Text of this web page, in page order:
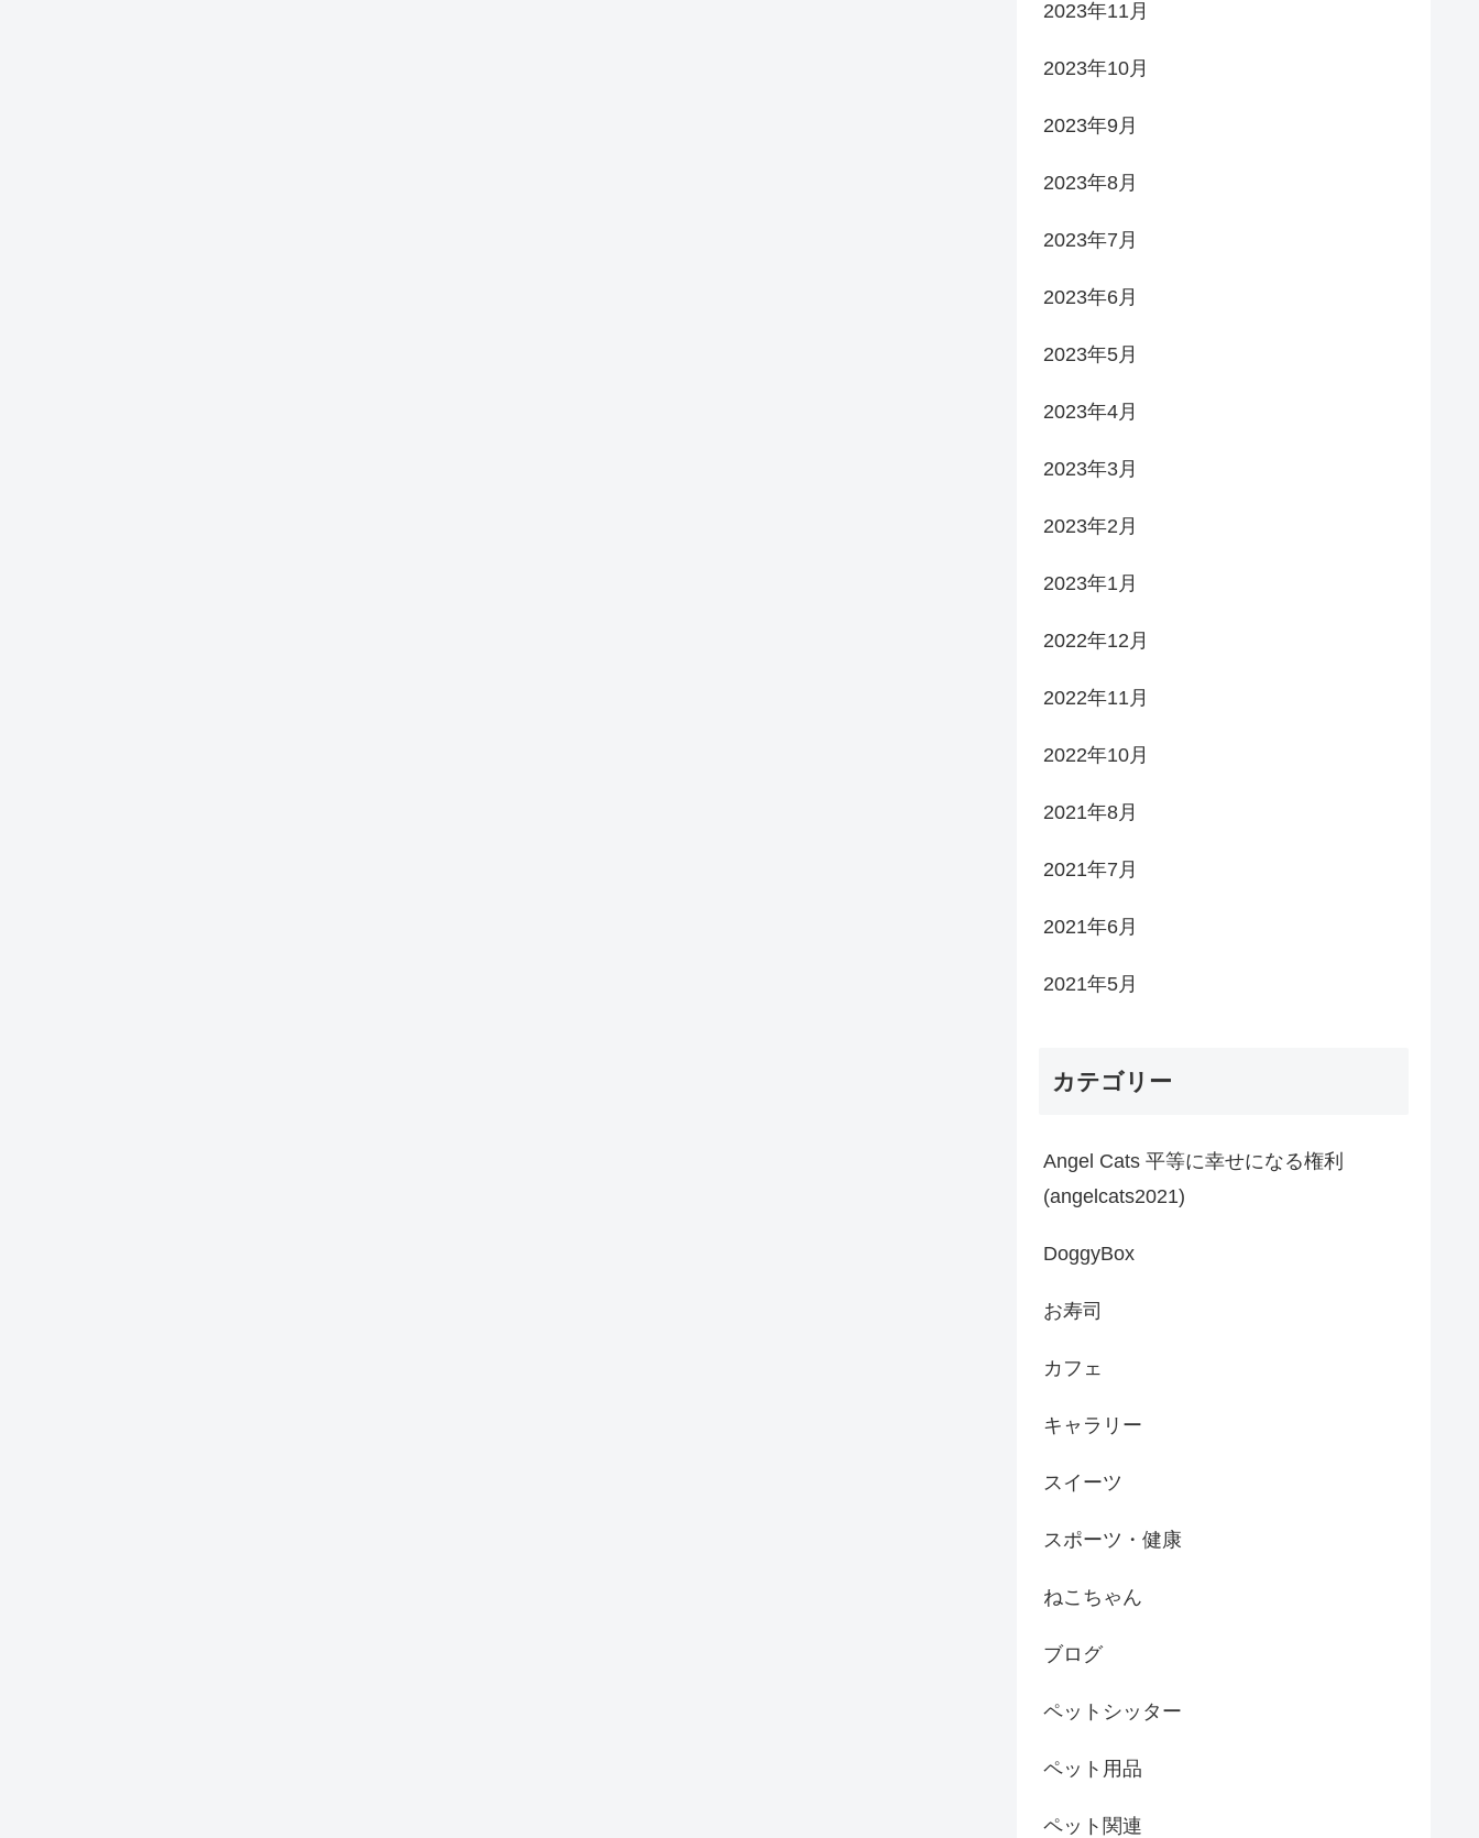
2023年11月
2023年10月
2023年9月
2023年8月
2023年7月
2023年6月
2023年5月
2023年4月
2023年3月
2023年2月
2023年1月
2022年12月
2022年11月
2022年10月
2021年8月
2021年7月
2021年6月
2021年5月
カテゴリー
Angel Cats 平等に幸せになる権利
(angelcats2021)
DoggyBox
お寿司
カフェ
キャラリー
スイーツ
スポーツ・健康
ねこちゃん
ブログ
ペットシッター
ペット用品
ペット関連